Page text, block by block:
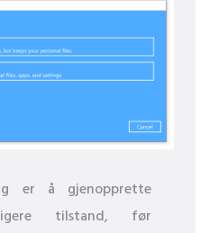
er å gjenopprette
tilstand, før